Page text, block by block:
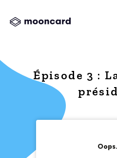
Épisode 3 :